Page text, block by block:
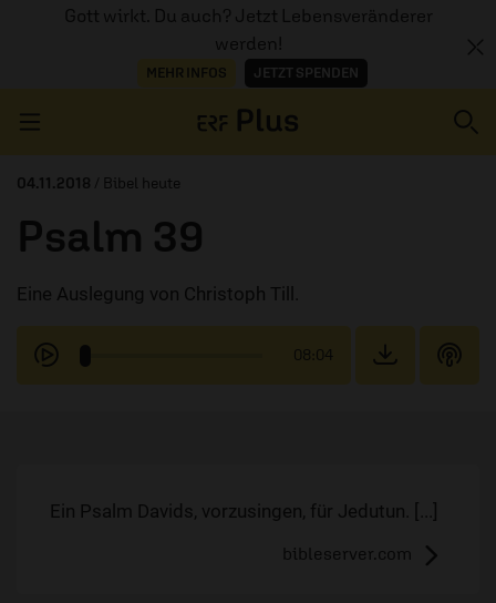
Gott wirkt. Du auch? Jetzt Lebensveränderer
werden!
MEHR INFOS JETZT SPENDEN
AUDIOTHEK
PROGRAMM
04.11.2018 / Bibel heute
Psalm 39
Eine Auslegung von Christoph Till.
08:04
Ein Psalm Davids, vorzusingen, für Jedutun. [...]
bibleserver.com